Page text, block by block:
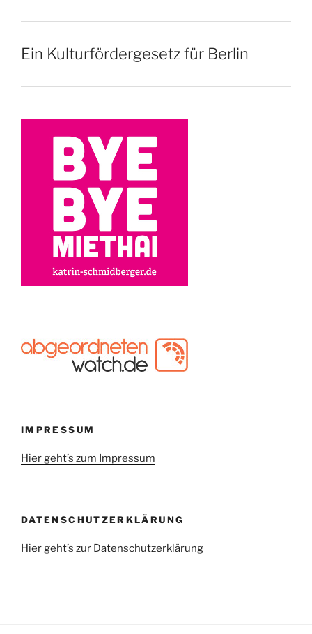
Ein Kulturfördergesetz für Berlin
IMPRESSUM
Hier geht’s zum Impressum
DATENSCHUTZERKLÄRUNG
Hier geht’s zur Datenschutzerklärung